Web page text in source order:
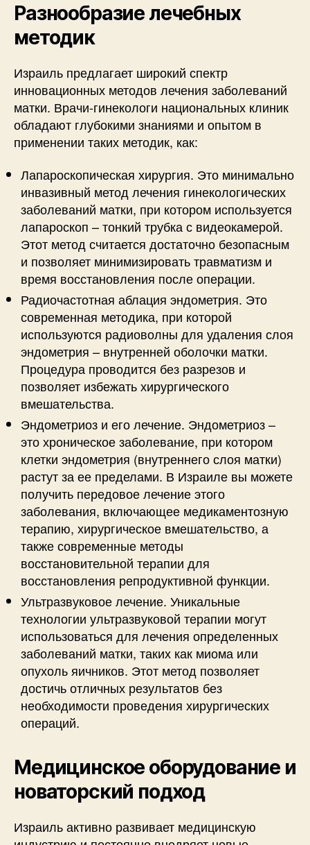
Разнообразие лечебных
методик
Израиль предлагает широкий спектр
инновационных методов лечения заболеваний
матки. Врачи-гинекологи национальных клиник
обладают глубокими знаниями и опытом в
применении таких методик, как:
Лапароскопическая хирургия. Это минимально
инвазивный метод лечения гинекологических
заболеваний матки, при котором используется
лапароскоп – тонкий трубка с видеокамерой.
Этот метод считается достаточно безопасным
и позволяет минимизировать травматизм и
время восстановления после операции.
Радиочастотная аблация эндометрия. Это
современная методика, при которой
используются радиоволны для удаления слоя
эндометрия – внутренней оболочки матки.
Процедура проводится без разрезов и
позволяет избежать хирургического
вмешательства.
Эндометриоз и его лечение. Эндометриоз –
это хроническое заболевание, при котором
клетки эндометрия (внутреннего слоя матки)
растут за ее пределами. В Израиле вы можете
получить передовое лечение этого
заболевания, включающее медикаментозную
терапию, хирургическое вмешательство, а
также современные методы
восстановительной терапии для
восстановления репродуктивной функции.
Ультразвуковое лечение. Уникальные
технологии ультразвуковой терапии могут
использоваться для лечения определенных
заболеваний матки, таких как миома или
опухоль яичников. Этот метод позволяет
достичь отличных результатов без
необходимости проведения хирургических
операций.
Медицинское оборудование и
новаторский подход
Израиль активно развивает медицинскую